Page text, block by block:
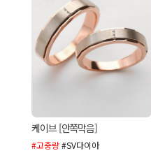
케이브 [안쪽막음]
#고중량#SV다이아